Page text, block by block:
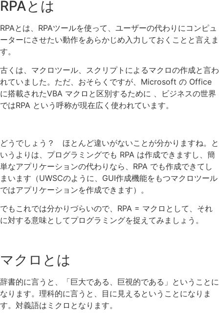
RPAとは
RPAとは、RPAツールを使って、ユーザーの代わりにコンピュ
ーターにさせたい動作をあらかじめ入力しておくことと言えま
す。
古くは、マクロツール、スクリプトによるマクロの作成と言わ
れていました。ただ、おそらくですが、Microsoft の Office
に搭載されたVBA マクロと区別するために 、ビジネスの世界
ではRPA という呼称が現在広く使われています。
どうでしょう？ ほとんど違いがないことが分かりますね。と
いうよりは、プログラミングでも RPA は作成できますし、簡
単なアプリケーションの代わりなら、RPA でも作成できてし
まいます（UWSCのように、GUI作成機能をもつマクロツール
ではアプリケーションを作成できます）。
でもこれでは分かりづらいので、RPA = マクロとして、それ
に対する意味としてプログラミングを捉えてみましょう。
マクロとは
辞書的に言うと、「巨大である、巨視的である」ということに
なります。理科的に言うと、目に見えるということになりま
す。対義語はミクロとなります。